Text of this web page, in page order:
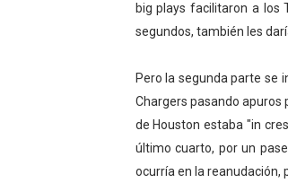
big plays facilitaron a los
segundos, también les
Pero la segunda parte se
Chargers pasando apuros
de Houston estaba "in
último cuarto, por un
ocurría en la reanudación,